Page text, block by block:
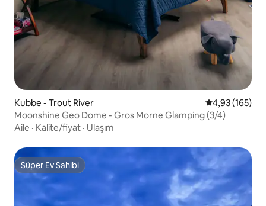
Kubbe - Trout River 5 üzerinden
4,93 (165)
Moonshine Geo Dome - Gros Morne Glamping (3/4)
Aile · Kalite/fiyat · Ulaşım
Süper Ev Sahibi
Süper Ev Sahibi